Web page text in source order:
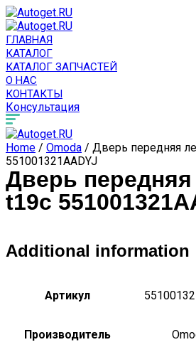
ГЛАВНАЯ
КАТАЛОГ
КАТАЛОГ ЗАПЧАСТЕЙ
О НАС
КОНТАКТЫ
Консультация
Home / Omoda / Дверь передняя
551001321AADYJ
Дверь передняя
t19c
Additional information
Артикул
Производитель